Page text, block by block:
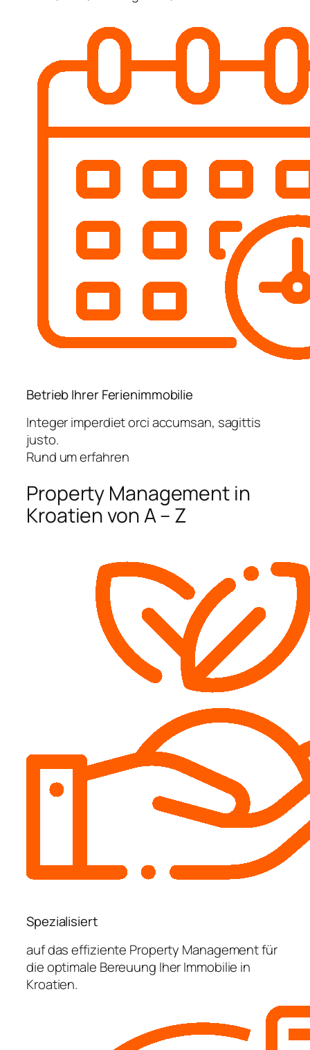
Betrieb Ihrer Ferienimmobilie
Integer imperdiet orci accumsan, sagittis
justo.
Rund um erfahren
Property Management in
Kroatien von A – Z
Spezialisiert
auf das effiziente Property Management für
die optimale Bereuung Iher Immobilie in
Kroatien.